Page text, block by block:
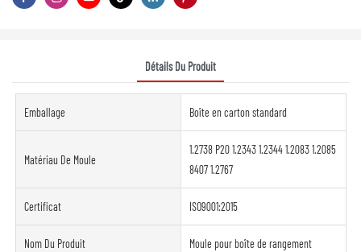
Détails Du Produit
Emballage Boîte en carton standard
Matériau De Moule
1.2738 P20 1.2343 1.2344 1.2083 1.2085
8407 1.2767
Certificat ISO9001:2015
Nom Du Produit Moule pour boîte de rangement